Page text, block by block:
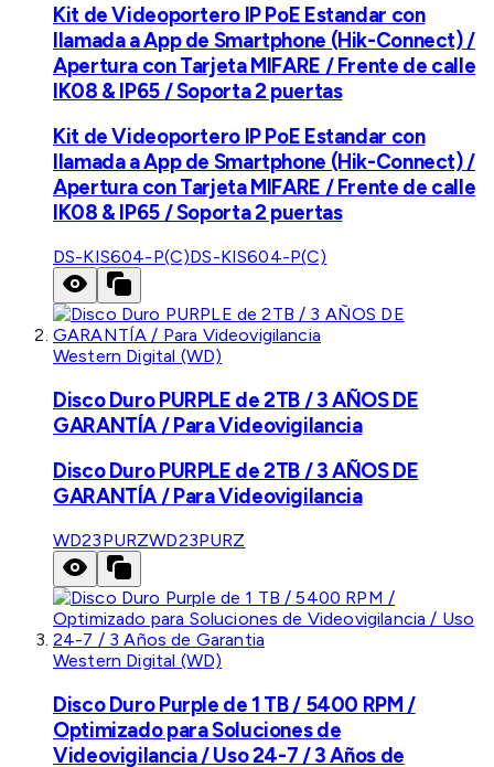
Kit de Videoportero IP PoE Estandar con
llamada a App de Smartphone (Hik-Connect) /
Apertura con Tarjeta MIFARE / Frente de calle
IK08 & IP65 / Soporta 2 puertas
Kit de Videoportero IP PoE Estandar con
llamada a App de Smartphone (Hik-Connect) /
Apertura con Tarjeta MIFARE / Frente de calle
IK08 & IP65 / Soporta 2 puertas
DS-KIS604-P(C)DS-KIS604-P(C)
Western Digital (WD)
Disco Duro PURPLE de 2TB / 3 AÑOS DE
GARANTÍA / Para Videovigilancia
Disco Duro PURPLE de 2TB / 3 AÑOS DE
GARANTÍA / Para Videovigilancia
WD23PURZWD23PURZ
Western Digital (WD)
Disco Duro Purple de 1 TB / 5400 RPM /
Optimizado para Soluciones de
Videovigilancia / Uso 24-7 / 3 Años de